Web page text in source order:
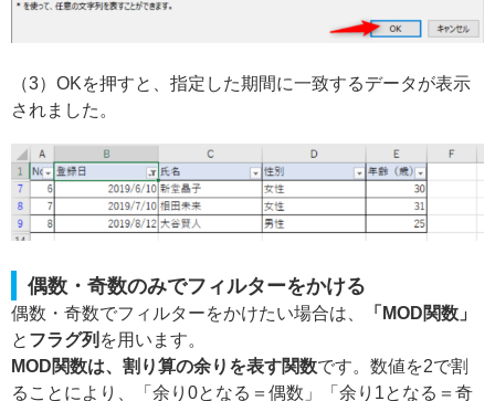
（3）OKを押すと、指定した期間に一致するデータが表示
されました。
偶数・奇数のみでフィルターをかける
偶数・奇数でフィルターをかけたい場合は、
「MOD関数」
と フラグ列 を用います。
MOD関数は、割り算の余りを表す関数です。数値を2で割
ることにより、「余り0となる＝偶数」「余り1となる＝奇